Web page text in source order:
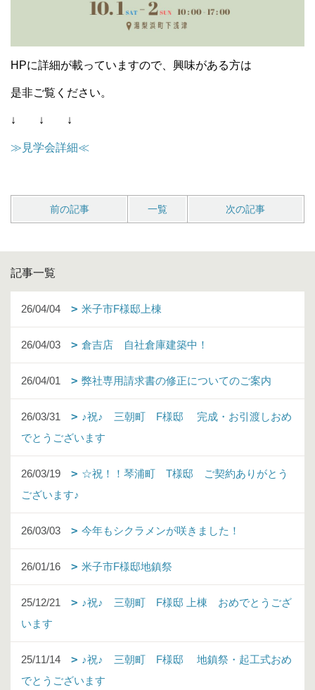
HPに詳細が載っていますので、興味がある方は
是非ご覧ください。
↓ ↓ ↓
≫見学会詳細≪
前の記事 一覧 次の記事
記事一覧
26/04/04 米子市F様邸上棟
26/04/03 倉吉店 自社倉庫建築中！
26/04/01 弊社専用請求書の修正についてのご案内
26/03/31
♪祝♪ 三朝町 F様邸 完成・お引渡しおめ
でとうございます
26/03/19
☆祝！！琴浦町 T様邸 ご契約ありがとう
ございます♪
26/03/03 今年もシクラメンが咲きました！
26/01/16 米子市F様邸地鎮祭
25/12/21
♪祝♪ 三朝町 F様邸 上棟 おめでとうござ
います
25/11/14
♪祝♪ 三朝町 F様邸 地鎮祭・起工式おめ
でとうございます